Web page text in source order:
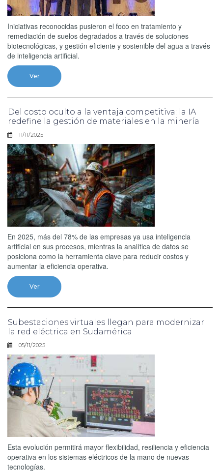
Iniciativas reconocidas pusieron el foco en tratamiento y
remediación de suelos degradados a través de soluciones
biotecnológicas, y gestión eficiente y sostenible del agua a través
de inteligencia artificial.
Ver
Del costo oculto a la ventaja competitiva: la IA
redefine la gestión de materiales en la minería
11/11/2025
En 2025, más del 78% de las empresas ya usa inteligencia
artificial en sus procesos, mientras la analítica de datos se
posiciona como la herramienta clave para reducir costos y
aumentar la eficiencia operativa.
Ver
Subestaciones virtuales llegan para modernizar
la red eléctrica en Sudamérica
05/11/2025
Esta evolución permitirá mayor flexibilidad, resiliencia y eficiencia
operativa en los sistemas eléctricos de la mano de nuevas
tecnologías.